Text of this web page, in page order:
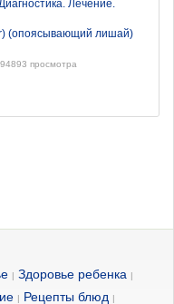
Лечение.
(опоясывающий лишай)
94893 просмотра
| Здоровье ребенка |
| Рецепты блюд |